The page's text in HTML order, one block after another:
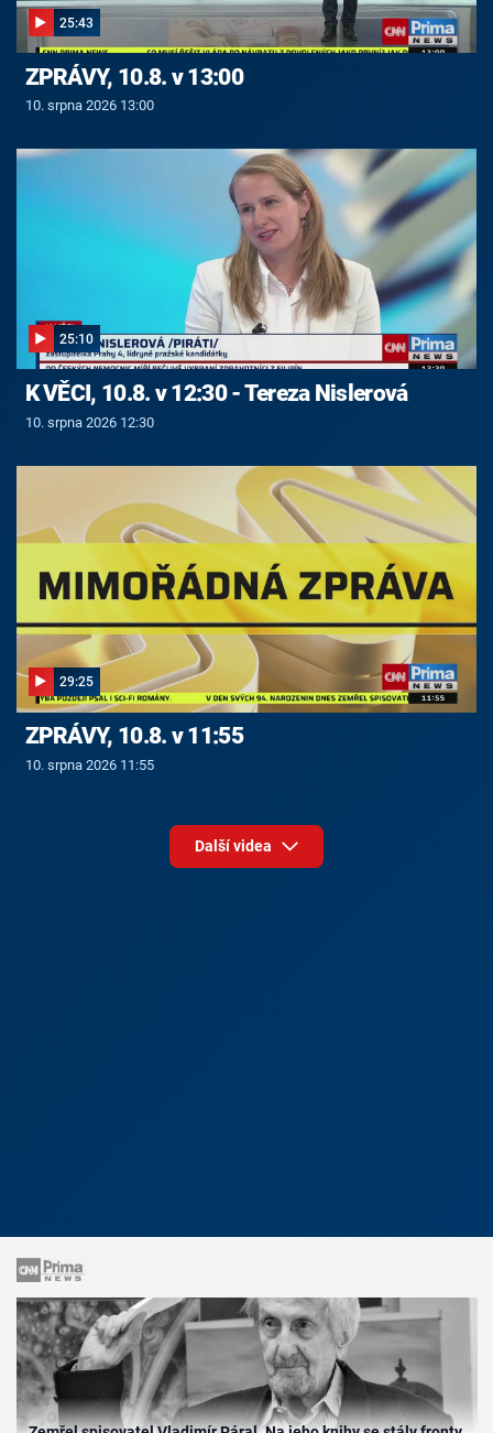
25:43
ZPRÁVY, 10.8. v 13:00
10. srpna 2026 13:00
25:10
K VĚCI, 10.8. v 12:30 - Tereza Nislerová
10. srpna 2026 12:30
29:25
ZPRÁVY, 10.8. v 11:55
10. srpna 2026 11:55
Další videa